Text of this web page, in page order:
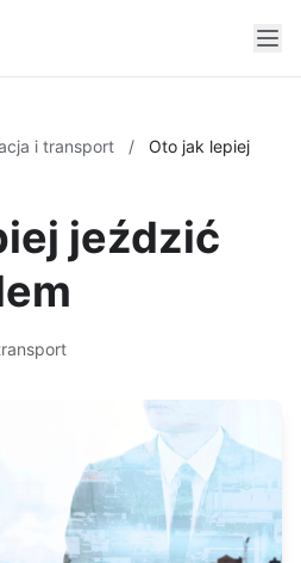
i transport /
Oto jak lepiej
jeździć